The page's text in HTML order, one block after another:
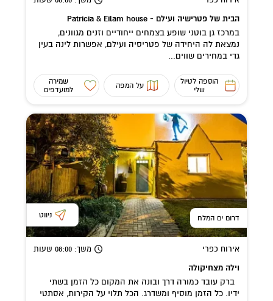
הבית של פטרישיה ועילם - Patricia & Eilam house
במרכז גן בוטני שופע בצמחים ייחודיים וזנים מגוונים,
נמצאת לה היחידה של פטריסיה ועילם, אפשרות לינה בעין
גדי במחירים שווים...
הוספה לטיול
שלי
על המפה
שמירה
למועדפים
דרום ים המלח ניווט
אירוח כפרי משך: 08:00 שעות
וילה מצחיקולה
ברק עובד כמורה דרך ובונה את המקום כל הזמן בשתי
ידיו. כל הזמן מוסיף ומשדרג. הכל תלוי על הקירות, אסתטי